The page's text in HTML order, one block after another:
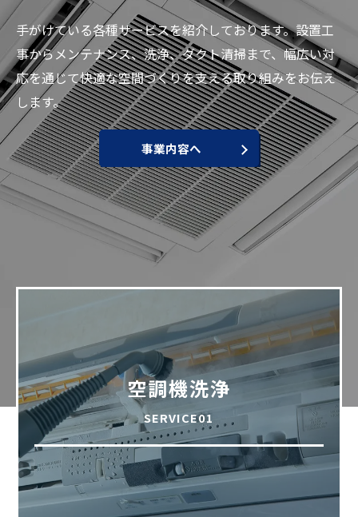
手がけている各種サービスを紹介しております。設置工
事からメンテナンス、洗浄、ダクト清掃まで、幅広い対
応を通じて快適な空間づくりを支える取り組みをお伝え
します。
事業内容へ
空調機洗浄
SERVICE01